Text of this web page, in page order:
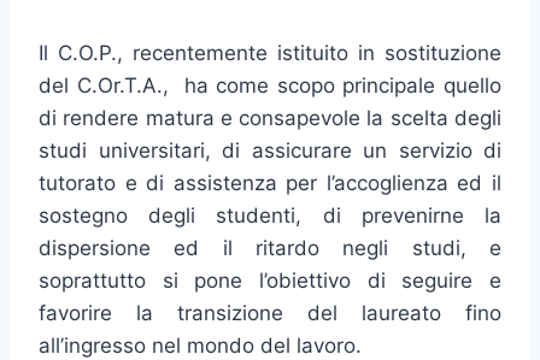
Il C.O.P., recentemente istituito in sostituzione
del C.Or.T.A., ha come scopo principale quello
di rendere matura e consapevole la scelta degli
studi universitari, di assicurare un servizio di
tutorato e di assistenza per l’accoglienza ed il
sostegno degli studenti, di prevenirne la
dispersione ed il ritardo negli studi, e
soprattutto si pone l’obiettivo di seguire e
favorire la transizione del laureato fino
all’ingresso nel mondo del lavoro.